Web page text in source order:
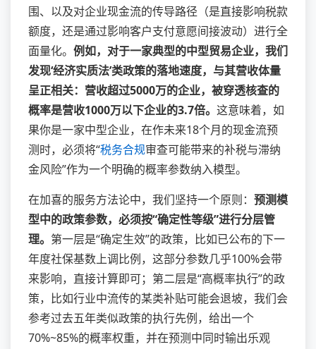
围、以及对企业现金流的传导路径（是直接影响税款
额度，还是通过影响客户支付意愿间接波动）进行全
面量化。 例如，对于一家典型的中型贸易企业，我们
发现‘经济实质法’类政策的落地速度，与其营收体量
呈正相关：营收超过5000万的企业，被穿透核查的
概率是营收1000万以下企业的3.7倍。 这意味着，如
果你是一家中型企业，在作未来18个月的现金流预
测时，必须将“税务合规审查可能带来的补税与滞纳
金风险”作为一个明确的概率参数纳入模型。
在加喜的服务方法论中，我们坚持一个原则： 预测模
型中的政策参数，必须按“确定性等级”进行分层管
理。 第一层是“确定生效”的政策，比如已公布的下一
年度社保基数上调比例，这部分参数几乎100%会带
来影响，直接计算即可；第二层是“高概率执行”的政
策，比如行业中流传的某类补贴可能会退坡，我们会
参考过去五年类似政策的执行先例，给出一个
70%~85%的概率权重，并在预测中同时输出乐观